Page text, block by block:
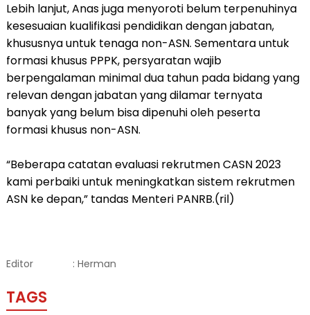
Lebih lanjut, Anas juga menyoroti belum terpenuhinya
kesesuaian kualifikasi pendidikan dengan jabatan,
khususnya untuk tenaga non-ASN. Sementara untuk
formasi khusus PPPK, persyaratan wajib
berpengalaman minimal dua tahun pada bidang yang
relevan dengan jabatan yang dilamar ternyata
banyak yang belum bisa dipenuhi oleh peserta
formasi khusus non-ASN.
“Beberapa catatan evaluasi rekrutmen CASN 2023
kami perbaiki untuk meningkatkan sistem rekrutmen
ASN ke depan,” tandas Menteri PANRB.(ril)
Editor : Herman
TAGS